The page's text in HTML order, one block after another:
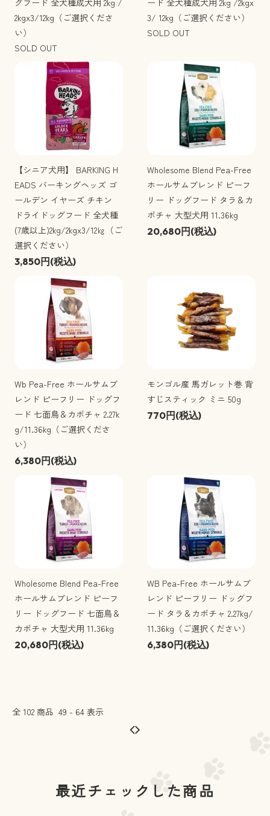
グフード 全犬種成犬用 2kg /
2kgx3/12kg（ご選択くださ
い）
SOLD OUT
ード 全犬種成犬用 2kg /2kgx
3/ 12kg（ご選択ください）
SOLD OUT
【シニア犬用】 BARKING H
EADS バーキングヘッズ ゴ
ールデン イヤーズ チキン
ドライドッグフード 全犬種
(7歳以上)2kg/2kgx3/12㎏（ご
選択ください）
3,850円(税込)
Wholesome Blend Pea-Free
ホールサムブレンド ピーフ
リー ドッグフード タラ＆カ
ボチャ 大型犬用 11.36kg
20,680円(税込)
Wb Pea-Free ホールサムブ
レンド ピーフリー ドッグフ
ード 七面鳥＆カボチャ 2.27k
g/11.36kg（ご選択くださ
い）
6,380円(税込)
モンゴル産 馬ガレット巻 背
すじスティック ミニ 50g
770円(税込)
Wholesome Blend Pea-Free
ホールサムブレンド ピーフ
リー ドッグフード 七面鳥＆
カボチャ 大型犬用 11.36kg
20,680円(税込)
WB Pea-Free ホールサムブ
レンド ピーフリー ドッグフ
ード タラ＆カボチャ 2.27kg/
11.36kg（ご選択ください）
6,380円(税込)
全 102 商品 49 - 64 表示
最近チェックした商品